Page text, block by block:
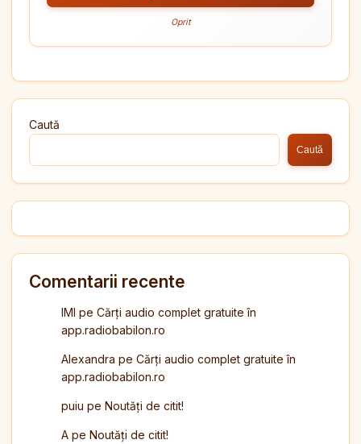
Oprit
Caută
Caută
Comentarii recente
IMI pe Cărți audio complet gratuite în
app.radiobabilon.ro
Alexandra pe Cărți audio complet gratuite în
app.radiobabilon.ro
puiu pe Noutăți de citit!
A pe Noutăți de citit!